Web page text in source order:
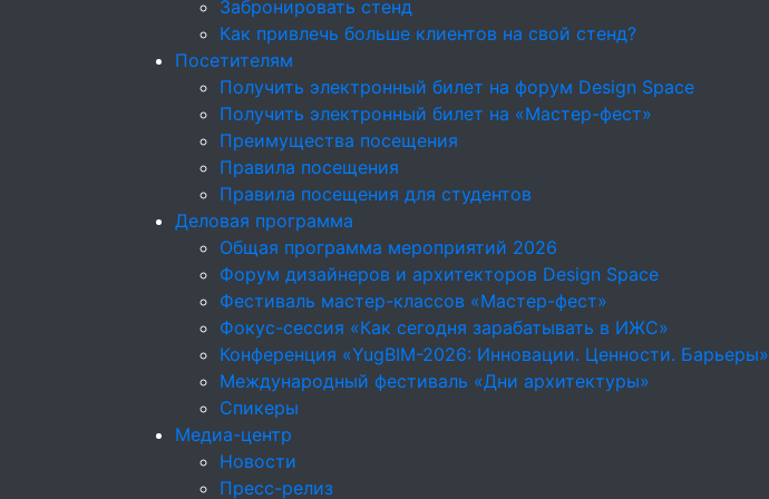
Забронировать стенд
Как привлечь больше клиентов на свой стенд?
Посетителям
Получить электронный билет на форум Design Space
Получить электронный билет на «Мастер-фест»
Преимущества посещения
Правила посещения
Правила посещения для студентов
Деловая программа
Общая программа мероприятий 2026
Форум дизайнеров и архитекторов Design Space
Фестиваль мастер-классов «Мастер-фест»
Фокус-сессия «Как сегодня зарабатывать в ИЖС»
Конференция «YugBIM-2026: Инновации. Ценности. Барьеры»
Международный фестиваль «Дни архитектуры»
Спикеры
Медиа-центр
Новости
Пресс-релиз